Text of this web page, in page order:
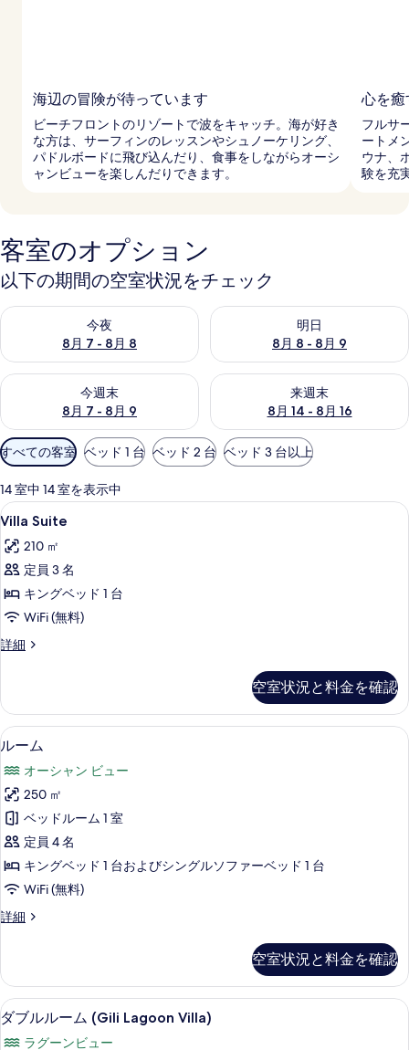
海辺の冒険が待っています
ビーチフロントのリゾートで波をキャッチ。海が好き
な方は、サーフィンのレッスンやシュノーケリング、
パドルボードに飛び込んだり、食事をしながらオーシ
ャンビューを楽しんだりできます。
心を癒
フルサ
ートメ
ウナ、
験を充
客室のオプション
以下の期間の空室状況をチェック
今夜
8月 7 - 8月 8
今夜 8月 7 - 8月 8 の空室状況をチェック
明日
8月 8 - 8月 9
明日 8月 8 - 8月 9 の空室状況
今週末
8月 7 - 8月 9
今週末 8月 7 - 8月 9 の空室状況をチェック
来週末
8月 14 - 8月 16
来週末 8月 14 - 8月 16 の空室
利
用
可
能
な
客
室
の
り
込
件
すべての客室 ベッド 1 台 ベッド 2 台 ベッド 3 台以上
14 室中 14 室を表示中
Villa
Suite
の
す
べ
て
の
を
表
示
す
る
Villa Suite | リビング エリア | 35 イ
7
Villa Suite
210 ㎡
定員 3 名
キングベッド 1 台
WiFi (無料)
詳細
Villa
細
空室状況と料金を確認
ル
ム
の
す
べ
て
の
写
を
表
示
す
ルーム | ミニバー、セーフティボッ
12
ルーム
オーシャン ビュー
250 ㎡
ベッドルーム 1 室
定員 4 名
キングベッド 1 台およびシングルソファーベッド 1 台
WiFi (無料)
詳細
ル
詳
細
空室状況と料金を確認
ダ
ブ
ミニバー、セーフティボックス (室内
6
ダブルルーム (Gili Lagoon Villa)
ラグーンビュー